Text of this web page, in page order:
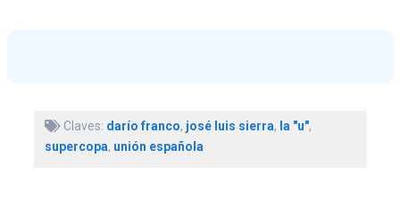
Claves: darío franco, josé luis sierra, la "u",
supercopa, unión española